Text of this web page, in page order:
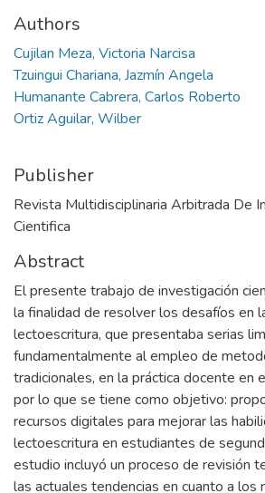
Authors
Cujilan Meza, Victoria Narcisa
Tzuingui Chariana, Jazmín Angela
Humanante Cabrera, Carlos Roberto
Ortiz Aguilar, Wilber
Publisher
Revista Multidisciplinaria Arbitrada De
Cientifica
Abstract
El presente trabajo de investigación
la finalidad de resolver los desafíos en
lectoescritura, que presentaba serias
fundamentalmente al empleo de
tradicionales, en la práctica docente en
por lo que se tiene como objetivo:
recursos digitales para mejorar las
lectoescritura en estudiantes de
estudio incluyó un proceso de revisión
las actuales tendencias en cuanto a los